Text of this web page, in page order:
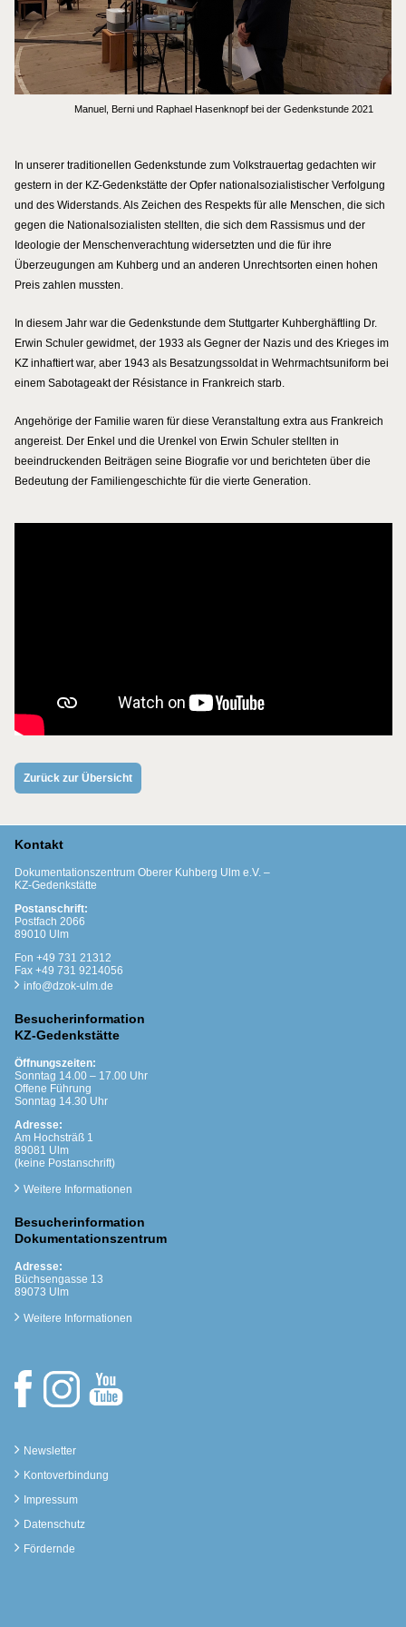
Manuel, Berni und Raphael Hasenknopf bei der Gedenkstunde 2021
In unserer traditionellen Gedenkstunde zum Volkstrauertag gedachten wir
gestern in der KZ-Gedenkstätte der Opfer nationalsozialistischer Verfolgung
und des Widerstands. Als Zeichen des Respekts für alle Menschen, die sich
gegen die Nationalsozialisten stellten, die sich dem Rassismus und der
Ideologie der Menschenverachtung widersetzten und die für ihre
Überzeugungen am Kuhberg und an anderen Unrechtsorten einen hohen
Preis zahlen mussten.
In diesem Jahr war die Gedenkstunde dem Stuttgarter Kuhberghäftling Dr.
Erwin Schuler gewidmet, der 1933 als Gegner der Nazis und des Krieges im
KZ inhaftiert war, aber 1943 als Besatzungssoldat in Wehrmachtsuniform bei
einem Sabotageakt der Résistance in Frankreich starb.
Angehörige der Familie waren für diese Veranstaltung extra aus Frankreich
angereist. Der Enkel und die Urenkel von Erwin Schuler stellten in
beeindruckenden Beiträgen seine Biografie vor und berichteten über die
Bedeutung der Familiengeschichte für die vierte Generation.
Zurück zur Übersicht
Kontakt
Dokumentationszentrum Oberer Kuhberg Ulm e.V. –
KZ-Gedenkstätte
Postanschrift:
Postfach 2066
89010 Ulm
Fon +49 731 21312
Fax +49 731 9214056
info@dzok-ulm.de
Besucherinformation
KZ-Gedenkstätte
Öffnungszeiten:
Sonntag 14.00 – 17.00 Uhr
Offene Führung
Sonntag 14.30 Uhr
Adresse:
Am Hochsträß 1
89081 Ulm
(keine Postanschrift)
Weitere Informationen
Besucherinformation
Dokumentationszentrum
Adresse:
Büchsengasse 13
89073 Ulm
Weitere Informationen
Newsletter
Kontoverbindung
Impressum
Datenschutz
Fördernde